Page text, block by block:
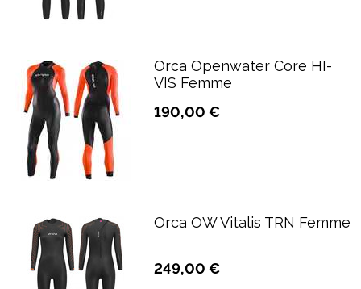
Orca Openwater Core HI-
VIS Femme
190,00 €
Orca OW Vitalis TRN Femme
249,00 €